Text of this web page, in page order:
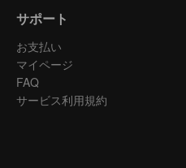
サポート
お支払い
マイページ
FAQ
サービス利用規約